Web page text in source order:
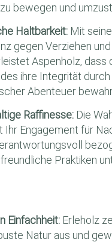
bewegen und
Haltbarkeit:Mit
gegen Verziehen
Aspenholz, dass
ihre Integrität
Abenteuer
Raffinesse:Die
Ihr Engagement für
Praktiken
Einfachheit:Erleholz
Natur aus und